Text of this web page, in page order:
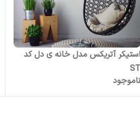
استیکر آتریکس مدل خانه ی دل کد
ST
ناموجود